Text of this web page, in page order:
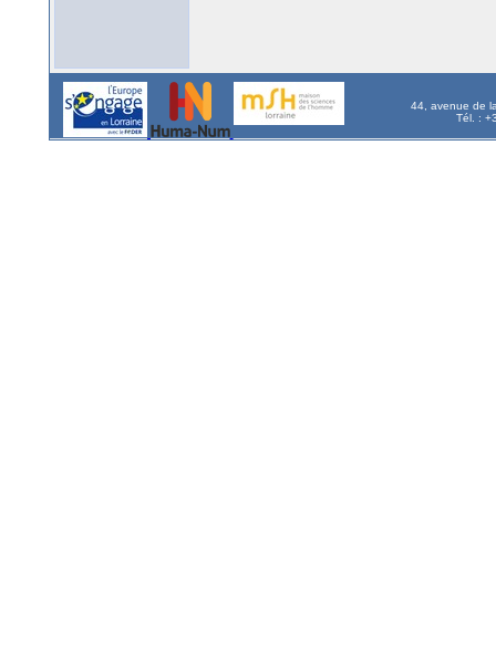
44, avenue de
Tél. :